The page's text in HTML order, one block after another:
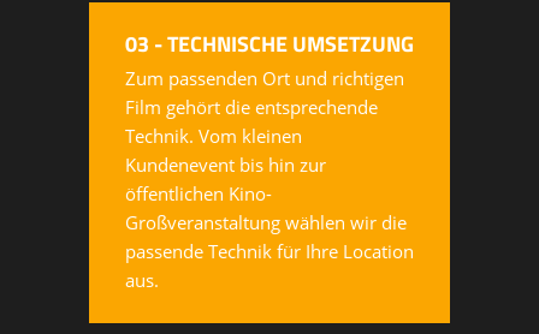
03 - TECHNISCHE UMSETZUNG
Zum passenden Ort und richtigen
Film gehört die entsprechende
Technik. Vom kleinen
Kundenevent bis hin zur
öffentlichen Kino-
Großveranstaltung wählen wir die
passende Technik für Ihre Location
aus.